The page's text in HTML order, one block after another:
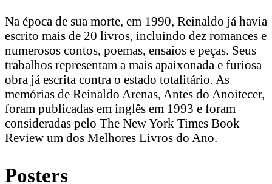
Na época de sua morte, em 1990, Reinaldo já havia
escrito mais de 20 livros, incluindo dez romances e
numerosos contos, poemas, ensaios e peças. Seus
trabalhos representam a mais apaixonada e furiosa
obra já escrita contra o estado totalitário. As
memórias de Reinaldo Arenas, Antes do Anoitecer,
foram publicadas em inglês em 1993 e foram
consideradas pelo The New York Times Book
Review um dos Melhores Livros do Ano.
Posters